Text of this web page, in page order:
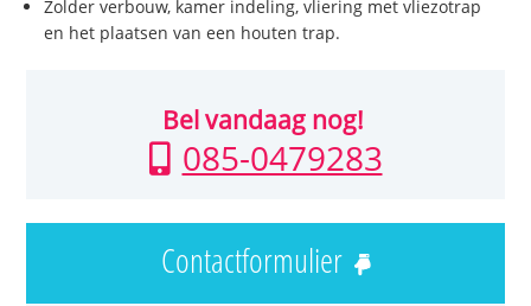
Zolder verbouw, kamer indeling, vliering met vliezotrap
en het plaatsen van een houten trap.
Bel vandaag nog!
085-0479283
Contactformulier